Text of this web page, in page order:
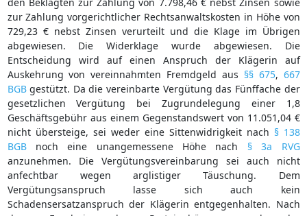
zur Zahlung vorgerichtlicher Rechtsanwaltskosten in Höhe von
729,23 € nebst Zinsen verurteilt und die Klage im Übrigen
abgewiesen. Die Widerklage wurde abgewiesen. Die
Entscheidung wird auf einen Anspruch der Klägerin auf
Auskehrung von vereinnahmten Fremdgeld aus §§ 675, 667
BGBgestützt. Da die vereinbarte Vergütung das Fünffache der
gesetzlichen Vergütung bei Zugrundelegung einer 1,8
Geschäftsgebühr aus einem Gegenstandswert von 11.051,04 €
nicht übersteige, sei weder eine Sittenwidrigkeit nach § 138
BGBnoch eine unangemessene Höhe nach § 3a RVG
anzunehmen. Die Vergütungsvereinbarung sei auch nicht
anfechtbar wegen arglistiger Täuschung. Dem
Vergütungsanspruch lasse sich auch kein
Schadensersatzanspruch der Klägerin entgegenhalten. Nach